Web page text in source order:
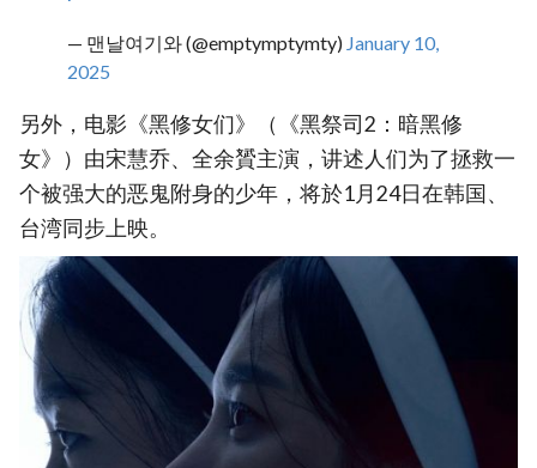
— 맨날여기와 (@emptymptymty) January 10,
2025
另外，电影《黑修女们》（《黑祭司2：暗黑修
女》）由宋慧乔、全余贇主演，讲述人们为了拯救一
个被强大的恶鬼附身的少年，将於1月24日在韩国、
台湾同步上映。